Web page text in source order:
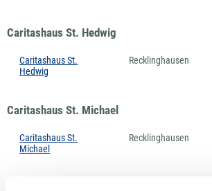
Caritashaus St. Hedwig
Caritashaus St.
Hedwig
Recklinghausen
Caritashaus St. Michael
Caritashaus St.
Michael
Recklinghausen